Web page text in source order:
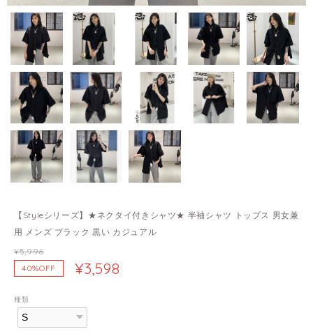
【Styleシリーズ】★ネクタイ付きシャツ★ 半袖シャツ トップス 男女兼
用 メンズ ブラック 黒い カジュアル
¥5,996
40%OFF
¥3,598
種類